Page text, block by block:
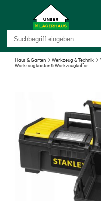
Haus & Garten Werkzeug & Technik
Werkzeugkasten & Werkzeugkoffer